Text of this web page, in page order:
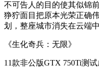
不可告人的目的使其似锦
狰狞面目把原本光荣正确
划，整座城市消失在云端
《生化奇兵：无限》
11款非公版GTX 750Ti测